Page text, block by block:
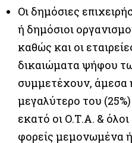
Οι δημόσιες
ή δημόσιοι
καθώς και οι
δικαιώματα ψήφου
συμμετέχουν, άμεσα
μεγαλύτερο του
εκατό οι Ο.Τ.Α. &
φορείς μεμονωμένα